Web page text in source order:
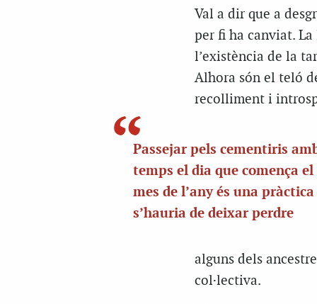
Val a dir que a
per fi ha canviat.
l’existència de la
Alhora són el teló
recolliment i
Passejar pels cementiris
temps el dia que comença
mes de l’any és una
s’hauria de deixar perdre
alguns dels
col·lectiva.